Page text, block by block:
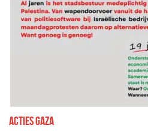
Acties Gaza